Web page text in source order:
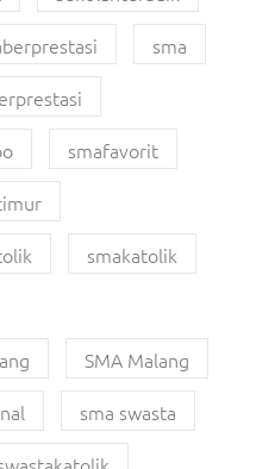
sma
smafavorit
smakatolik
SMA Malang
sma swasta